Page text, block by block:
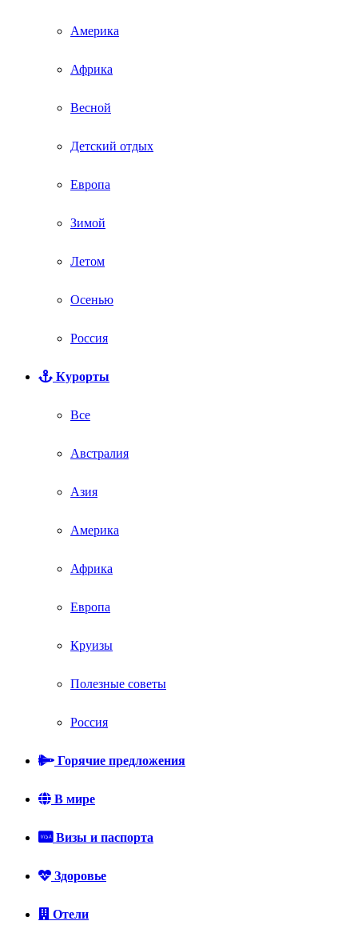
Америка
Африка
Весной
Детский отдых
Европа
Зимой
Летом
Осенью
Россия
Курорты
Все
Австралия
Азия
Америка
Африка
Европа
Круизы
Полезные советы
Россия
Горячие предложения
В мире
Визы и паспорта
Здоровье
Отели